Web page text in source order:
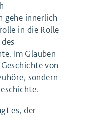
gehe innerlich
in die Rolle
Im Glauben
von
sondern
es, der